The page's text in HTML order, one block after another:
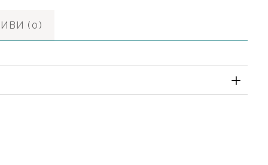
(0)